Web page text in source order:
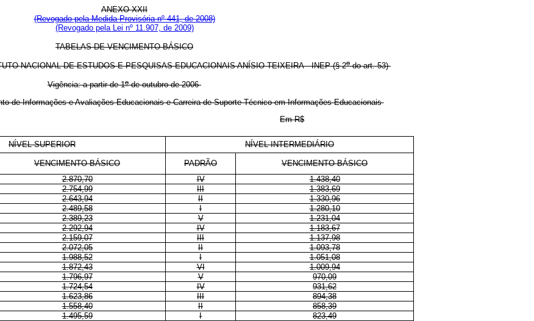
ANEXO XXII
(Revogado pela Medida Provisória nº 441, de 2008)
(Revogado pela Lei nº 11.907, de 2009)
TABELAS DE VENCIMENTO BÁSICO
NACIONAL DE ESTUDOS E PESQUISAS EDUCACIONAIS ANÍSIO TEIXEIRA - INEP (§ 2odo art. 53)
Vigência: a partir de 1ode outubro de 2006
de Informações e Avaliações Educacionais e Carreira de Suporte Técnico em Informações Educacionais
Em R$
NÍVEL SUPERIOR NÍVEL INTERMEDIÁRIO
VENCIMENTO BÁSICO PADRÃO VENCIMENTO BÁSICO
2.870,70 IV
1.438,40
2.754,99 III
1.383,69
2.643,94 II
1.330,96
2.489,58 I 1.280,10
2.389,23 V
1.231,04
2.292,94 IV
1.183,67
2.159,07 III
1.137,98
2.072,05 II
1.093,78
1.988,52 I 1.051,08
1.872,43 VI
1.009,94
1.796,97 V
970,09
1.724,54 IV
931,62
1.623,86 III
894,38
1.558,40 II
858,39
1.495,59 I 823,49